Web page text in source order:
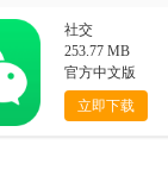
社交
253.77 MB
官方中文版
立即下载